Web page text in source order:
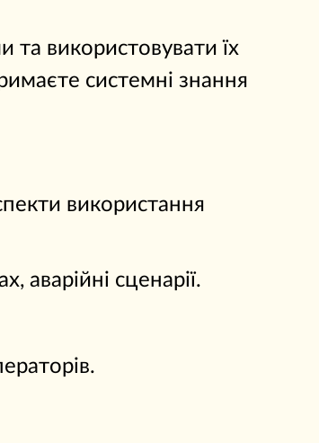
та використовувати їх
системні знання
використання
аварійні сценарії.